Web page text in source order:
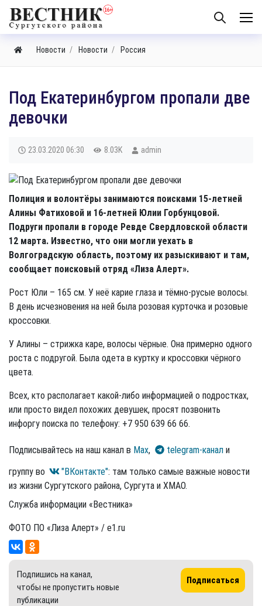
Новости Новости Россия
Под Екатеринбургом пропали две
девочки
23.03.2020 06:30 8.03K admin
Полиция и волонтёры занимаются поисками 15-летней
Алины Фатиховой и 16-летней Юлии Горбунцовой.
Подруги пропали в городе Ревде Свердловской области
12 марта. Известно, что они могли уехать в
Волгоградскую область, поэтому их разыскивают и там,
сообщает поисковый отряд «Лиза Алерт».
Рост Юли – 165 см. У неё карие глаза и тёмно-русые волосы.
В день исчезновения на ней была розовая курточка и розовые
кроссовки.
У Алины – стрижка каре, волосы чёрные. Она примерно одного
роста с подругой. Была одета в куртку и кроссовки чёрного
цвета.
Всех, кто располагает какой-либо информацией о подростках,
или просто видел похожих девушек, просят позвонить
инфоргу поиска по телефону: +7 950 639 66 66.
Подписывайтесь на наш канал в Max, telegram-канал и
группу во
"ВКонтакте": там только самые важные новости
из жизни Сургутского района, Сургута и ХМАО.
Служба информации «Вестника»
ФОТО ПО «Лиза Алерт» / e1.ru
Подпишись на канал,
чтобы не пропустить новые
публикации
Подписаться